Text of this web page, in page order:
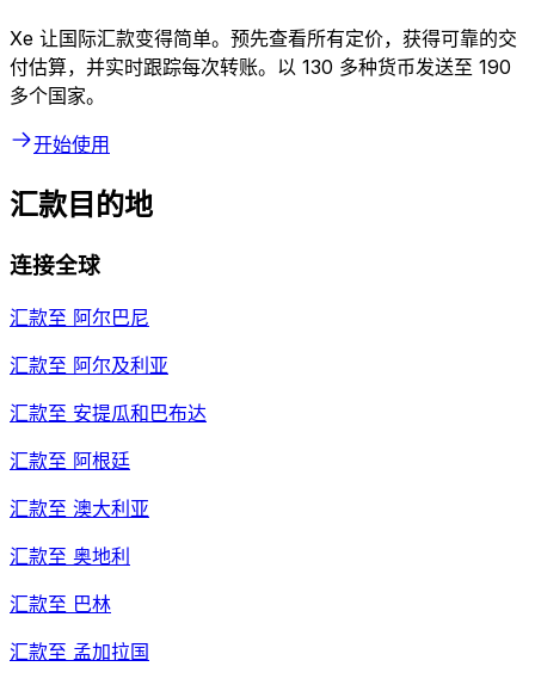
Xe 让国际汇款变得简单。预先查看所有定价，获得可靠的交
付估算，并实时跟踪每次转账。以 130 多种货币发送至 190
多个国家。
开始使用
汇款目的地
连接全球
汇款至 阿尔巴尼
汇款至 阿尔及利亚
汇款至 安提瓜和巴布达
汇款至 阿根廷
汇款至 澳大利亚
汇款至 奥地利
汇款至 巴林
汇款至 孟加拉国